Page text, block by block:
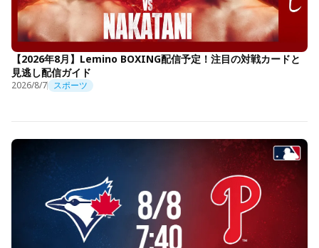
【2026年8月】Lemino BOXING配信予定！注目の対戦カードと
見逃し配信ガイド
2026/8/7 スポーツ